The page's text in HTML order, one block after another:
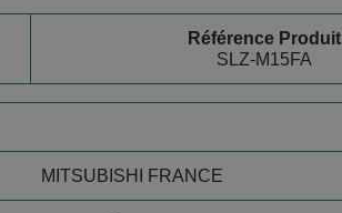
Référence Produit
SLZ-M15FA
MITSUBISHI FRANCE